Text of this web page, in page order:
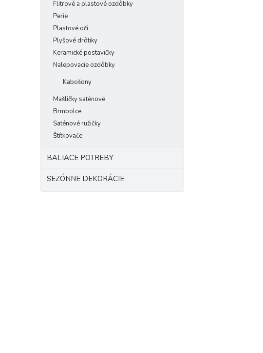
Flitrové a plastové ozdôbky
Perie
Plastové oči
Plyšové drôtiky
Keramické postavičky
Nalepovacie ozdôbky
Kabošony
Mašličky saténové
Brmbolce
Saténové ružičky
Štítkovače
BALIACE POTREBY
SEZÓNNE DEKORÁCIE